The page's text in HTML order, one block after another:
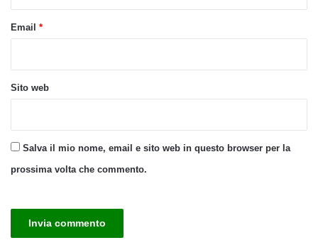
Email *
Sito web
Salva il mio nome, email e sito web in questo browser per la
prossima volta che commento.